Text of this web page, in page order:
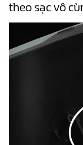
theo sạc vô